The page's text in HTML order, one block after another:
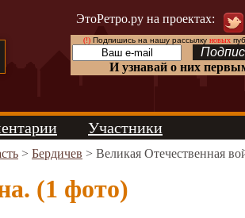
ЭтоРетро.ру на проектах:
(!)Подпишись на нашу рассылку новых
И узнавай о них
Участники
> Бердичев > Великая Отечественная
(1 фото)